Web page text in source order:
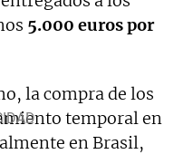
5.000 euros por
la compra de los
temporal en
en Brasil,